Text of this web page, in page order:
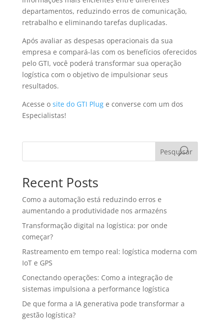
departamentos, reduzindo erros de comunicação,
retrabalho e eliminando tarefas duplicadas.
Após avaliar as despesas operacionais da sua
empresa e compará-las com os benefícios oferecidos
pelo GTI, você poderá transformar sua operação
logística com o objetivo de impulsionar seus
resultados.
Acesse o site do GTI Pluge converse com um dos
Especialistas!
Pesquisar
Recent Posts
Como a automação está reduzindo erros e
aumentando a produtividade nos armazéns
Transformação digital na logística: por onde
começar?
Rastreamento em tempo real: logística moderna com
IoT e GPS
Conectando operações: Como a integração de
sistemas impulsiona a performance logística
De que forma a IA generativa pode transformar a
gestão logística?